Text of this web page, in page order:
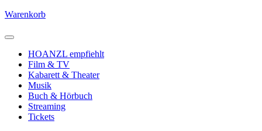
Warenkorb
HOANZL empfiehlt
Film & TV
Kabarett & Theater
Musik
Buch & Hörbuch
Streaming
Tickets